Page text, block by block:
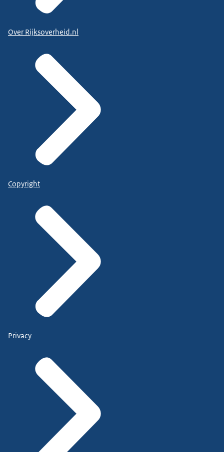
Over Rijksoverheid.nl
Copyright
Privacy